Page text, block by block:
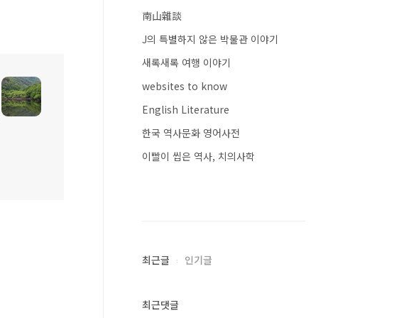
南山雜談
J의 특별하지 않은 박물관 이야기
새록새록 여행 이야기
websites to know
English Literature
한국 역사문화 영어사전
이빨이 씹은 역사, 치의사학
최근글 인기글
최근댓글